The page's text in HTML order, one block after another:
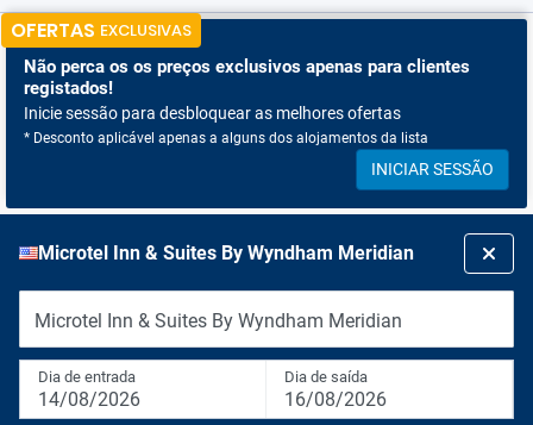
OFERTAS EXCLUSIVAS
Não perca os os preços exclusivos apenas para clientes
registados!
Inicie sessão para desbloquear as melhores ofertas
* Desconto aplicável apenas a alguns dos alojamentos da lista
INICIAR SESSÃO
Microtel Inn & Suites By Wyndham Meridian
Microtel Inn & Suites By Wyndham Meridian
Dia de entrada
14/08/2026
Dia de saída
16/08/2026